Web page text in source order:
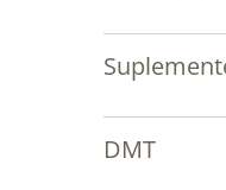
DMT